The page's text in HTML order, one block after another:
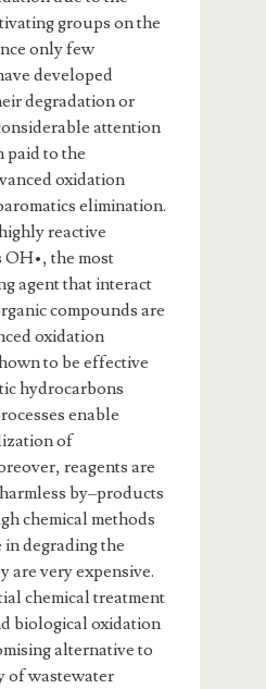
groups on the
only few
developed
degradation or
attention
paid to the
oxidation
elimination.
reactive
the most
agent that interact
compounds are
oxidation
to be effective
hydrocarbons
enable
of
reagents are
by–products
chemical methods
degrading the
are very expensive.
chemical treatment
biological oxidation
alternative to
of wastewater